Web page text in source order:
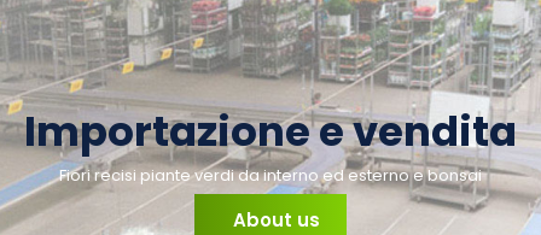
Importazione e vendita
Fiori recisi piante verdi da interno ed esterno e bonsai
About us